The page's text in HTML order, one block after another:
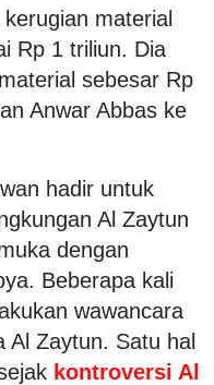
material
Rp 1 triliun. Dia
sebesar Rp
Anwar Abbas ke
hadir untuk
Al Zaytun
dengan
. Beberapa kali
wawancara
Al Zaytun. Satu hal
kontroversi Al